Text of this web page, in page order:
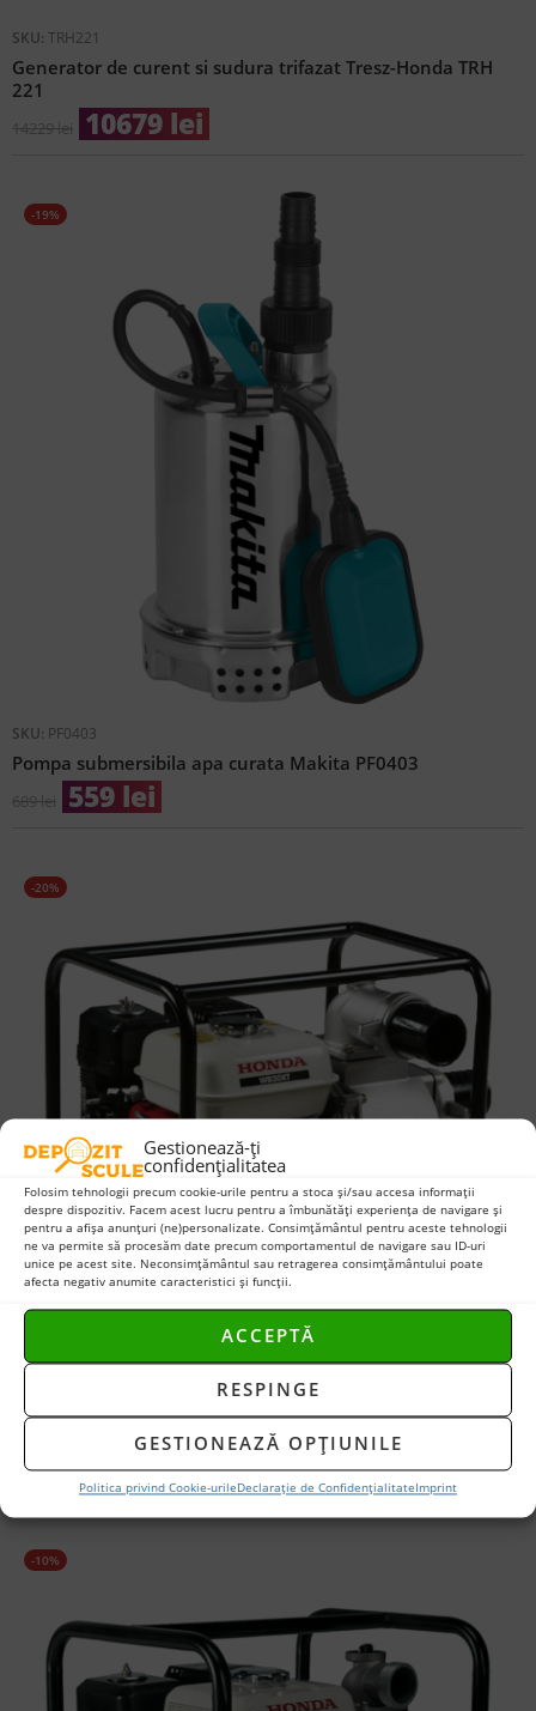
Gestionează-ți
confidențialitatea
Folosim tehnologii precum cookie-urile pentru a stoca și/sau accesa informații
despre dispozitiv. Facem acest lucru pentru a îmbunătăți experiența de navigare și
pentru a afișa anunțuri (ne)personalizate. Consimțământul pentru aceste tehnologii
ne va permite să procesăm date precum comportamentul de navigare sau ID-uri
unice pe acest site. Neconsimțământul sau retragerea consimțământului poate
afecta negativ anumite caracteristici și funcții.
ACCEPTĂ
RESPINGE
GESTIONEAZĂ OPȚIUNILE
Politica privind Cookie-urileDeclarație de ConfidențialitateImprint
SKU: TRH221
Generator de curent si sudura trifazat Tresz-Honda TRH
221
14229lei 10679 lei
-19%
SKU: PF0403
Pompa submersibila apa curata Makita PF0403
689lei 559 lei
-20%
SKU:
Motopompa 2,3 bar Honda WB30XT3 DRX
2779lei 2229lei
-10%